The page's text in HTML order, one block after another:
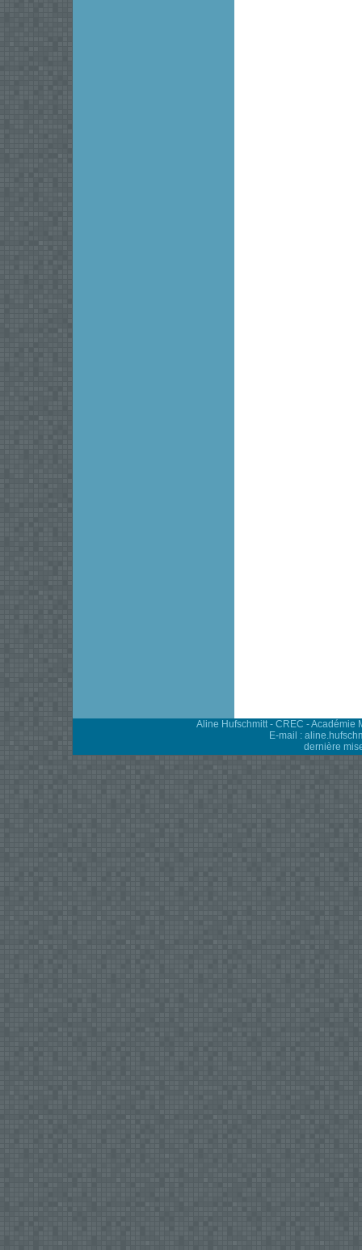
Aline Hufschmitt - CREC -
E-mail :
dernière